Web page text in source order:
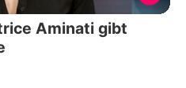
Aminati gibt